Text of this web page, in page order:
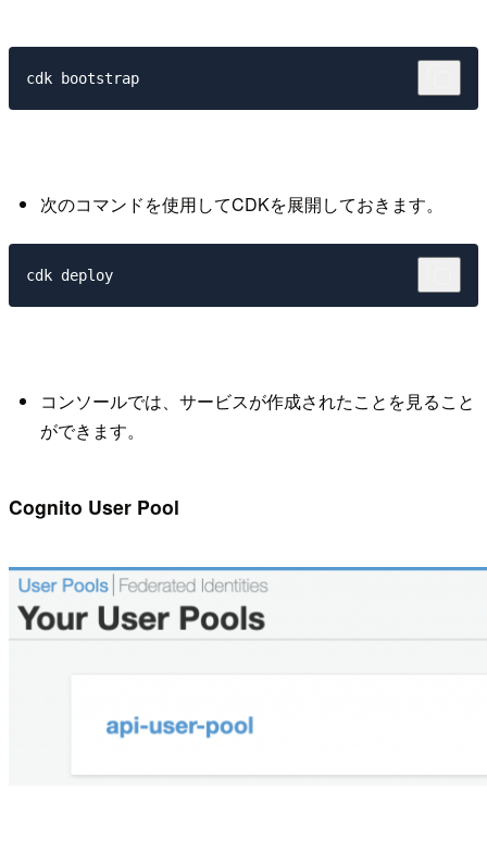
次のコマンドを使用してCDKを展開しておきます。
コンソールでは、サービスが作成されたことを見ること
ができます。
Cognito User Pool